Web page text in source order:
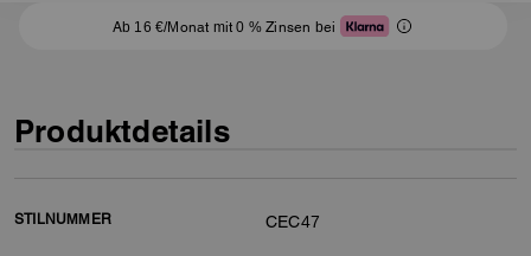
Ab 16 €/Monat mit 0 % Zinsen bei
Produktdetails
STILNUMMER CEC47